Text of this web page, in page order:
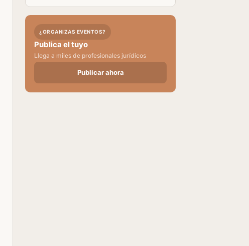
¿ORGANIZAS EVENTOS?
Publica el tuyo
Llega a miles de profesionales jurídicos
Publicar ahora